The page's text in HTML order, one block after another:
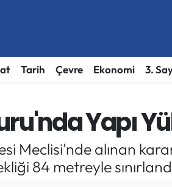
Tarih Çevre Ekonomi 3.
Yapı
Meclisi'nde alınan
84 metreyle